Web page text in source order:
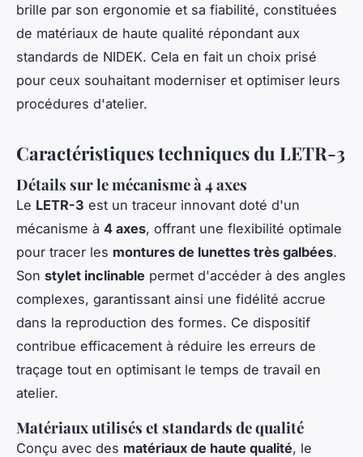
brille par son ergonomie et sa fiabilité, constituées
de matériaux de haute qualité répondant aux
standards de NIDEK. Cela en fait un choix prisé
pour ceux souhaitant moderniser et optimiser leurs
procédures d'atelier.
Caractéristiques techniques du LETR-3
Détails sur le mécanisme à 4 axes
Le LETR-3 est un traceur innovant doté d'un
mécanisme à 4 axes, offrant une flexibilité optimale
pour tracer les montures de lunettes très galbées.
Son stylet inclinable permet d'accéder à des angles
complexes, garantissant ainsi une fidélité accrue
dans la reproduction des formes. Ce dispositif
contribue efficacement à réduire les erreurs de
traçage tout en optimisant le temps de travail en
atelier.
Matériaux utilisés et standards de qualité
Conçu avec des matériaux de haute qualité, le